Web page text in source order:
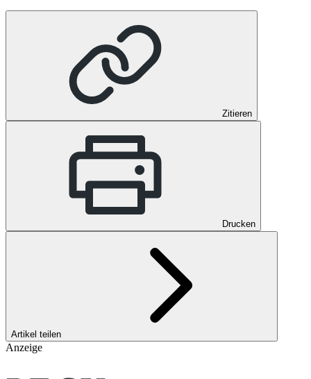
Zitieren
Drucken
Artikel teilen
Anzeige